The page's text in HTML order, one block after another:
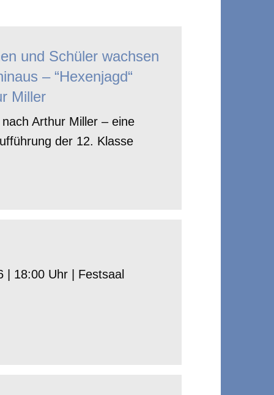
und Schüler wachsen
– “Hexenjagd“
Miller
nach Arthur Miller – eine
der 12. Klasse
| 18:00 Uhr | Festsaal